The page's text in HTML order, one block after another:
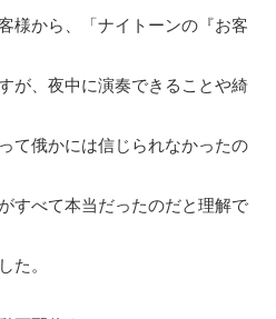
様から、「ナイトーンの『お客
が、夜中に演奏できることや綺
て俄かには信じられなかったの
すべて本当だったのだと理解で
た。